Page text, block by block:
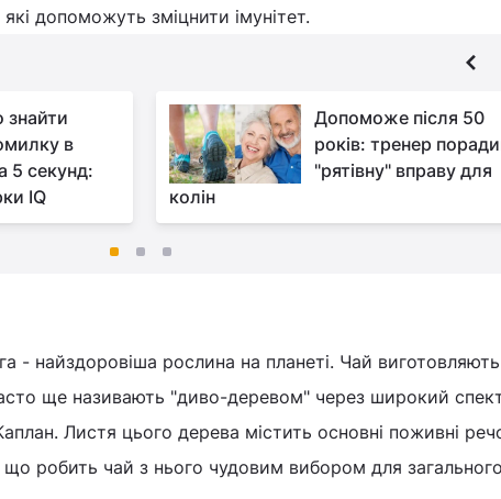
допоможуть зміцнити імунітет.
знайти
в
5 секунд:
IQ
Допоможе після 50
років: тренер
"рятівну" вправу для
колін
- найздоровіша рослина на планеті. Чай
ще називають "диво-деревом" через широкий
Листя цього дерева містить основні поживні
що робить чай з нього чудовим вибором для загального